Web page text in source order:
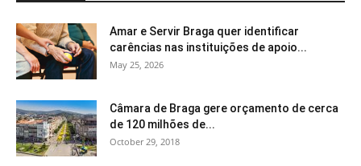
Amar e Servir Braga quer identificar
carências nas instituições de apoio...
May 25, 2026
Câmara de Braga gere orçamento de cerca
de 120 milhões de...
October 29, 2018